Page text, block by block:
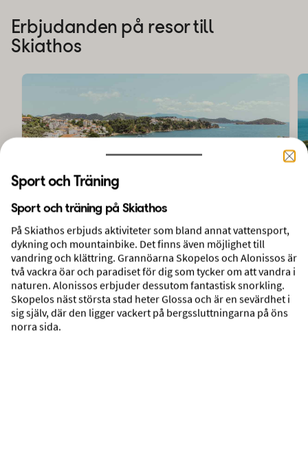
Erbjudanden på resor till
Skiathos
Villa Nina
Megali Ammos, Skiathos, Grekland
Flyg + del i Enrumslägenhet med havsutsikt
1 vecka
Avresa 22 sep 2026 från Köpenhamn
Sport och Träning
Sport och träning på Skiathos
På Skiathos erbjuds aktiviteter som bland annat vattensport,
dykning och mountainbike. Det finns även möjlighet till
vandring och klättring. Grannöarna Skopelos och Alonissos är
två vackra öar och paradiset för dig som tycker om att vandra i
naturen. Alonissos erbjuder dessutom fantastisk snorkling.
Skopelos näst största stad heter Glossa och är en sevärdhet i
sig själv, där den ligger vackert på bergssluttningarna på öns
norra sida.